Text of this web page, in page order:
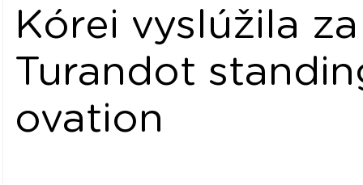
Kórei vyslúžila za
Turandot
ovation